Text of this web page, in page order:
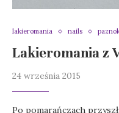
lakieromania nails
Lakieromania z
24 września 2015
Po pomarańczach